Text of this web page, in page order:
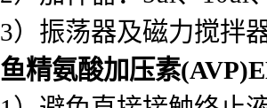
2）实验中不要吃喝、
3）不要用嘴吸取试剂
鱼精氨酸加压素